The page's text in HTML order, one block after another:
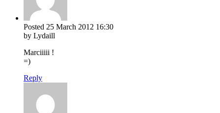
Posted 25 March 2012 16:30
by Lydaill
Marciiiii !
=)
Reply